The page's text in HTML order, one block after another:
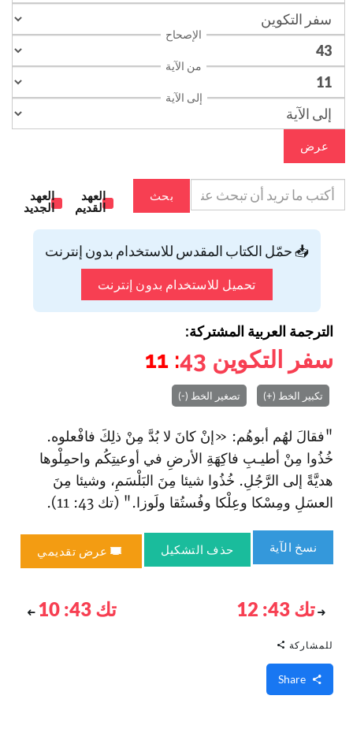
الإصحاح
من الآية
إلى الآية
عرض
بحث
العهد
القديم
العهد
الجديد
📥 حمّل الكتاب المقدس للاستخدام بدون إنترنت
تحميل للاستخدام بدون إنترنت
الترجمة العربية المشتركة:
سفر التكوين 43
: 11
تكبير الخط (+) تصغير الخط (-)
"فقالَ لهُم أبوهُم: «إنْ كانَ لا بُدَّ مِنْ ذلِكَ فا‏فْعلوه.
خُذُوا مِنْ أطيـبِ فاكِهَةِ الأرضِ في أوعيتِكُم وا‏حمِلْوها
هديَّةً إلى الرَّجُلِ. خُذُوا شيئا مِنَ البَلْسَمِ، وشيئا مِنَ
العسَلِ ومِسْكا وعِلْكا وفُستُقا ولَوزا." (تك 43: 11).
نسخ الآية حذف التشكيل عرض تقديمي
تك 43: 12 تك 43: 10
للمشاركة